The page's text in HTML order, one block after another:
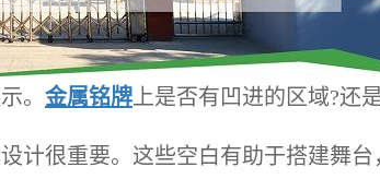
。 金属铭牌 上是否有凹进的区域?还
很重要。这些空白有助于搭建舞台